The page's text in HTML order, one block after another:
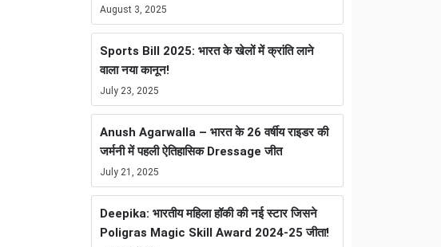
August 3, 2025
Sports Bill 2025: भारत के खेलों में क्रांति लाने
वाला नया कानून!
July 23, 2025
Anush Agarwalla – भारत के 26 वर्षीय राइडर की
जर्मनी में पहली ऐतिहासिक Dressage जीत
July 21, 2025
Deepika: भारतीय महिला हॉकी की नई स्टार जिसने
Poligras Magic Skill Award 2024-25 जीता!